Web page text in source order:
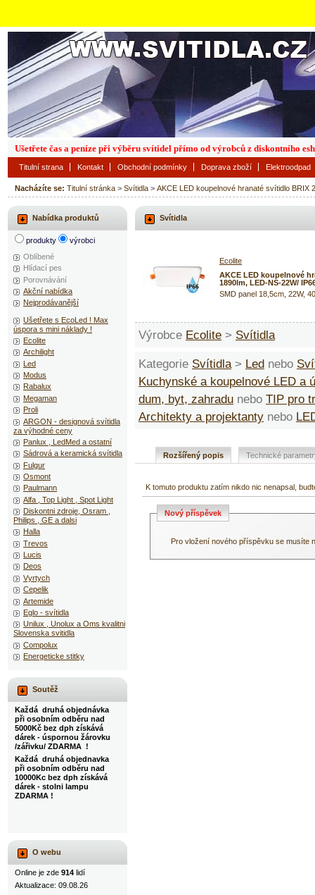
Nacházíte se: Titulní stránka > Svítidla > AKCE LED koupelnové hranaté svítidlo BRIX
Svítidla
Ecolite
AKCE LED koupelnové
1890lm, LED-NS-22W/
SMD panel 18,5cm, 22W,
Výrobce Ecolite > Svítidla
Kategorie Svítidla > Led nebo
Kuchynské a koupelnové LED a
dum, byt, zahradu nebo TIP pro
Architekty a projektanty nebo
Rozšířený popis Technické
K tomuto produktu zatím nikdo nic nenapsal,
Nový příspěvek
Pro vložení nového příspěvku se musíte
Nabídka produktů
produkty
výrobci
Oblíbené
Hlídací pes
Porovnávání
Akční nabídka
Nejprodávanější
Ušetřete s EcoLed ! Max
úspora s mini náklady !
Ecolite
Archilight
Led
Modus
Rabalux
Megaman
Proli
ARGON - designová svítidla
za výhodné ceny
Panlux , LedMed a ostatní
Sádrová a keramická svítidla
Fulgur
Osmont
Paulmann
Alfa , Top Light , Spot Light
Diskontni zdroje, Osram ,
Philips , GE a dalsi
Halla
Trevos
Lucis
Deos
Vyrtych
Cepelik
Artemide
Eglo - svítidla
Unilux , Unolux a Oms kvalitni
Slovenska svitidla
Compolux
Energeticke stitky
Soutěž
Každá druhá objednávka
při osobním odběru nad
5000Kč bez dph získává
dárek - úspornou žárovku
/zářivku/ ZDARMA !
Každá druhá objednavka
při osobním odběru nad
10000Kc bez dph získává
dárek - stolni lampu
ZDARMA !
O webu
Online je zde 914 lidí
Aktualizace: 09.08.26
Titulní strana Kontakt Obchodní podmínky Doprava zboží Elektroodpad
Ušetřete čas a peníze při výběru svítidel přímo od výrobců z diskontního